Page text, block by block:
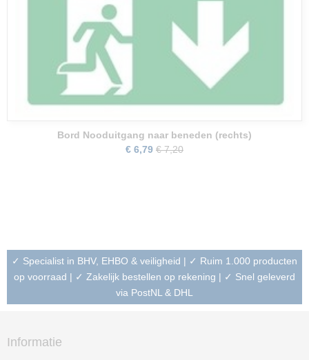
Bord Nooduitgang naar beneden (rechts)
€ 6,79 € 7,20
✓ Specialist in BHV, EHBO & veiligheid | ✓ Ruim 1.000 producten
op voorraad | ✓ Zakelijk bestellen op rekening | ✓ Snel geleverd
via PostNL & DHL
Informatie